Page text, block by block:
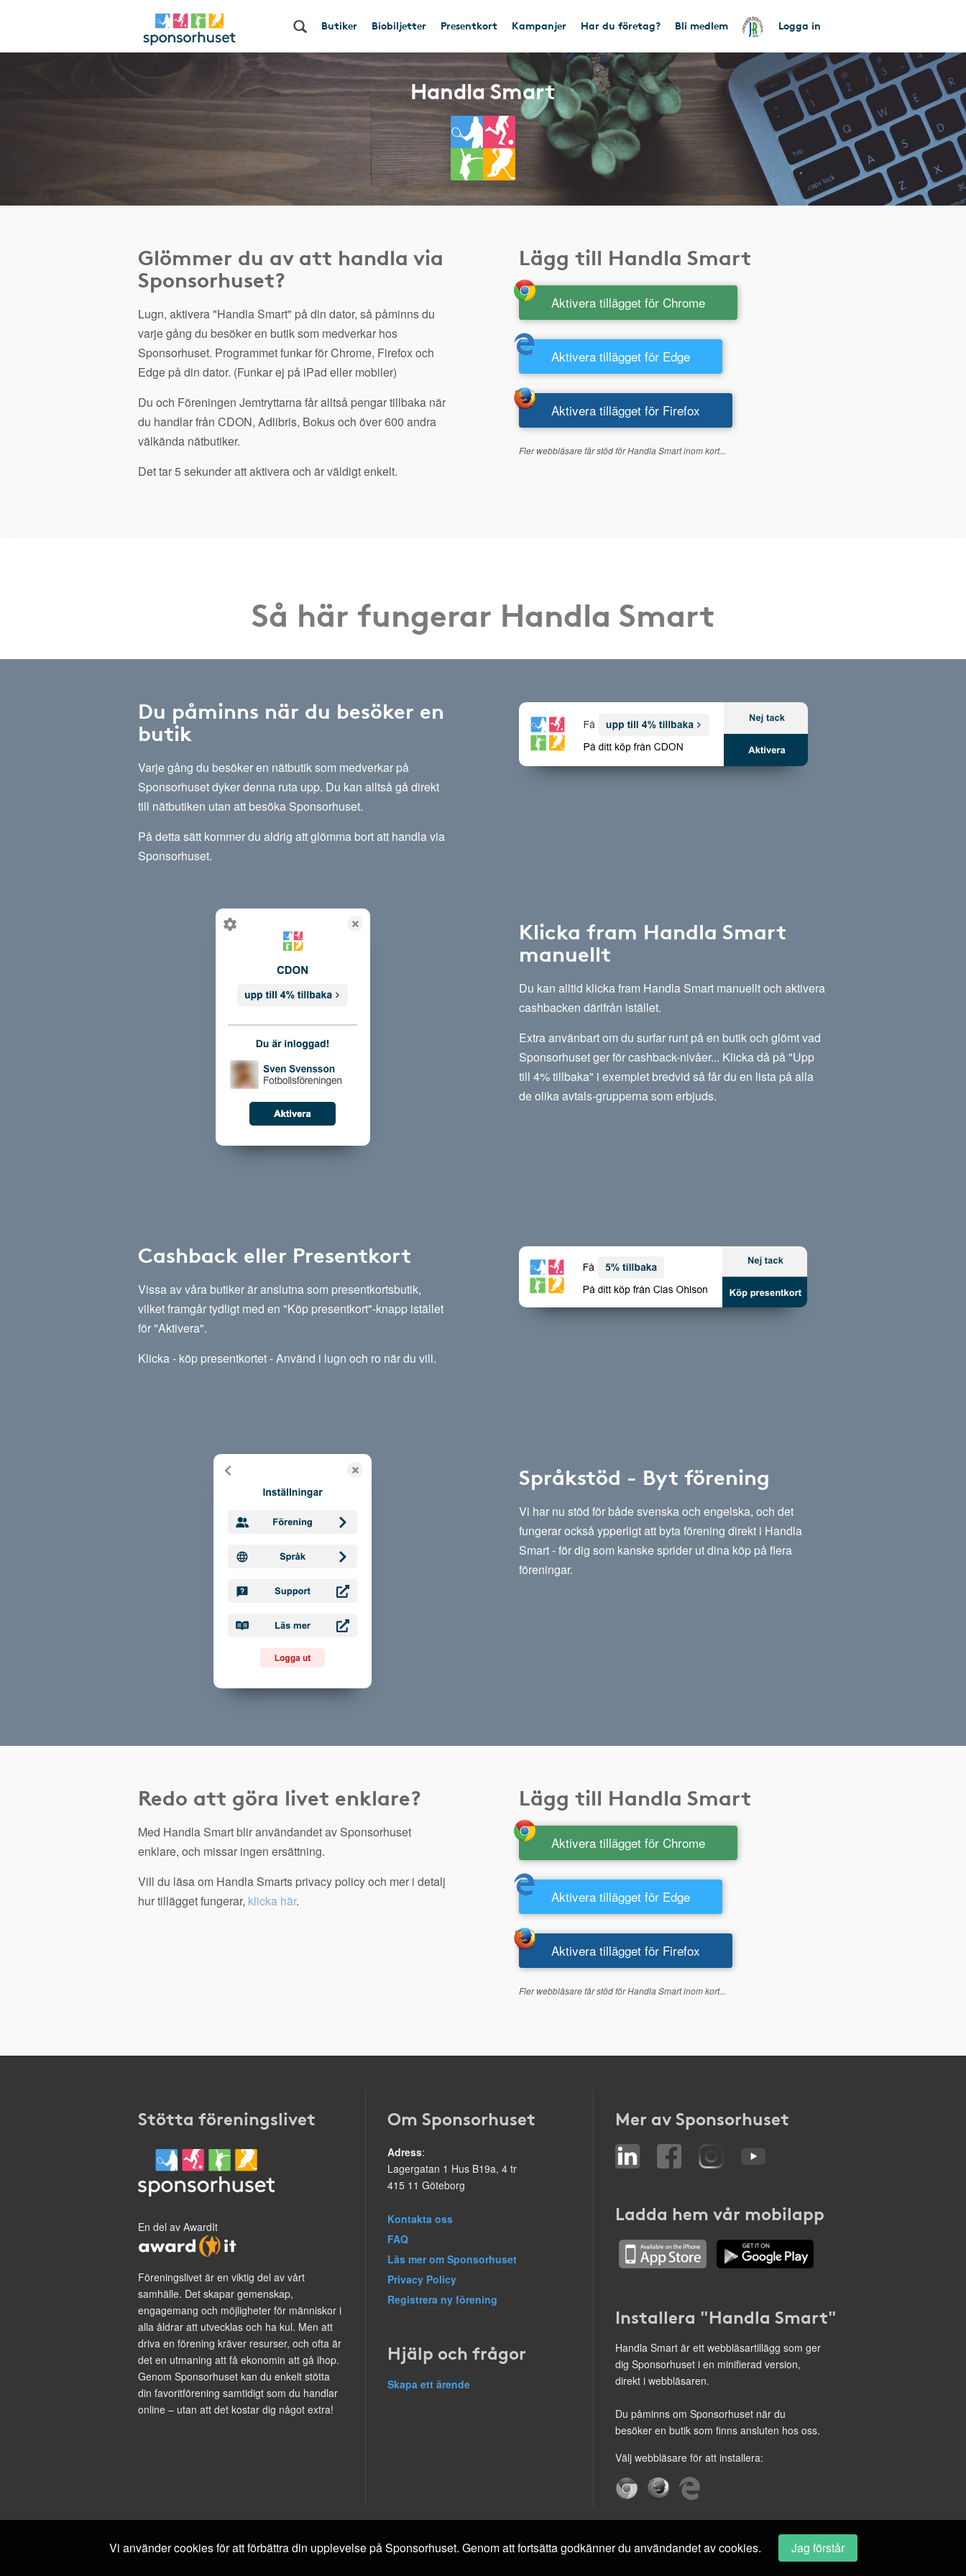
Butiker Biobiljetter Presentkort Kampanjer Har du företag? Bli medlem Logga in
Handla Smart
Glömmer du av att handla via
Sponsorhuset?
Lugn, aktivera "Handla Smart" på din dator, så påminns du
varje gång du besöker en butik som medverkar hos
Sponsorhuset. Programmet funkar för Chrome, Firefox och
Edge på din dator. (Funkar ej på iPad eller mobiler)
Du och Föreningen Jemtryttarna får alltså pengar tillbaka när
du handlar från CDON, Adlibris, Bokus och över 600 andra
välkända nätbutiker.
Det tar 5 sekunder att aktivera och är väldigt enkelt.
Lägg till Handla Smart
Aktivera tillägget för Chrome
Aktivera tillägget för Edge
Aktivera tillägget för Firefox
Fler webbläsare får stöd för Handla Smart inom kort...
Så här fungerar Handla Smart
Du påminns när du besöker en
butik
Varje gång du besöker en nätbutik som medverkar på
Sponsorhuset dyker denna ruta upp. Du kan alltså gå direkt
till nätbutiken utan att besöka Sponsorhuset.
På detta sätt kommer du aldrig att glömma bort att handla via
Sponsorhuset.
Klicka fram Handla Smart
manuellt
Du kan alltid klicka fram Handla Smart manuellt och aktivera
cashbacken därifrån istället.
Extra använbart om du surfar runt på en butik och glömt vad
Sponsorhuset ger för cashback-nivåer... Klicka då på "Upp
till 4% tillbaka" i exemplet bredvid så får du en lista på alla
de olika avtals-grupperna som erbjuds.
Cashback eller Presentkort
Vissa av våra butiker är anslutna som presentkortsbutik,
vilket framgår tydligt med en "Köp presentkort"-knapp istället
för "Aktivera".
Klicka - köp presentkortet - Använd i lugn och ro när du vill.
Språkstöd - Byt förening
Vi har nu stöd för både svenska och engelska, och det
fungerar också ypperligt att byta förening direkt i Handla
Smart - för dig som kanske sprider ut dina köp på flera
föreningar.
Redo att göra livet enklare?
Med Handla Smart blir användandet av Sponsorhuset
enklare, och missar ingen ersättning.
Vill du läsa om Handla Smarts privacy policy och mer i detalj
hur tillägget fungerar, klicka här.
Lägg till Handla Smart
Aktivera tillägget för Chrome
Aktivera tillägget för Edge
Aktivera tillägget för Firefox
Fler webbläsare får stöd för Handla Smart inom kort...
Stötta föreningslivet
En del av AwardIt
Föreningslivet är en viktig del av vårt
samhälle. Det skapar gemenskap,
engagemang och möjligheter för människor i
alla åldrar att utvecklas och ha kul. Men att
driva en förening kräver resurser, och ofta är
det en utmaning att få ekonomin att gå ihop.
Genom Sponsorhuset kan du enkelt stötta
din favoritförening samtidigt som du handlar
online – utan att det kostar dig något extra!
Om Sponsorhuset
Adress:
Lagergatan 1 Hus B19a, 4 tr
415 11 Göteborg
Kontakta oss
FAQ
Läs mer om Sponsorhuset
Privacy Policy
Registrera ny förening
Hjälp och frågor
Skapa ett ärende
Mer av Sponsorhuset
Ladda hem vår mobilapp
Installera "Handla Smart"
Handla Smart är ett webbläsartillägg som ger
dig Sponsorhuset i en minifierad version,
direkt i webbläsaren.
Du påminns om Sponsorhuset när du
besöker en butik som finns ansluten hos oss.
Välj webbläsare för att installera:
Vi använder cookies för att förbättra din upplevelse på Sponsorhuset. Genom att fortsätta godkänner du användandet av cookies. Jag förstår